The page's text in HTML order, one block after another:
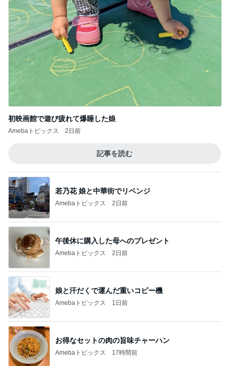
初映画館で遊び疲れて爆睡した娘
Amebaトピックス 2日前
記事を読む
若乃花 娘と中華街でリベンジ
Amebaトピックス 2日前
午後休に購入した母へのプレゼント
Amebaトピックス 2日前
娘と汗だくで運んだ重いコピー機
Amebaトピックス 1日前
お得なセットの肉の旨味チャーハン
Amebaトピックス 17時間前